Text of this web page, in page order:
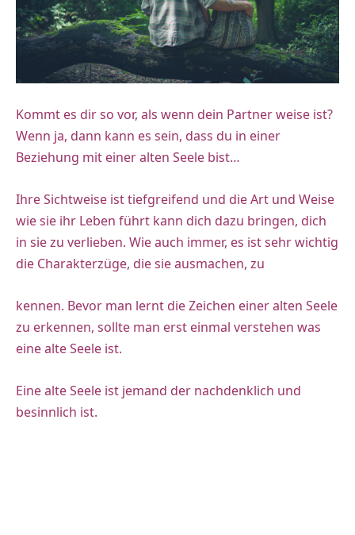
Kommt es dir so vor, als wenn dein Partner weise ist?
Wenn ja, dann kann es sein, dass du in einer
Beziehung mit einer alten Seele bist…
Ihre Sichtweise ist tiefgreifend und die Art und Weise
wie sie ihr Leben führt kann dich dazu bringen, dich
in sie zu verlieben. Wie auch immer, es ist sehr wichtig
die Charakterzüge, die sie ausmachen, zu
kennen. Bevor man lernt die Zeichen einer alten Seele
zu erkennen, sollte man erst einmal verstehen was
eine alte Seele ist.
Eine alte Seele ist jemand der nachdenklich und
besinnlich ist.